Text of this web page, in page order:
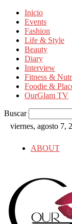
Inicio
Events
Fashion
Life & Style
Beauty
Diary
Interview
Fitness &
Foodie &
OurGlam TV
Buscar
viernes, agosto 7,
ABOUT